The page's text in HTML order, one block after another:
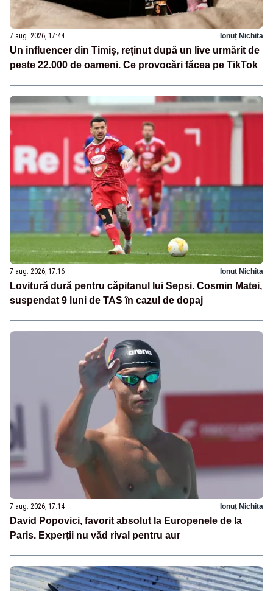
7 aug. 2026, 17:44 Ionuț Nichita
Un influencer din Timiș, reținut după un live urmărit de
peste 22.000 de oameni. Ce provocări făcea pe TikTok
7 aug. 2026, 17:16 Ionuț Nichita
Lovitură dură pentru căpitanul lui Sepsi. Cosmin Matei,
suspendat 9 luni de TAS în cazul de dopaj
7 aug. 2026, 17:14 Ionuț Nichita
David Popovici, favorit absolut la Europenele de la
Paris. Experții nu văd rival pentru aur